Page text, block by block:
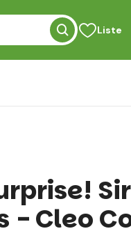
Liste
- Cleo